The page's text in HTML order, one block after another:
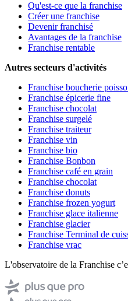
Qu'est-ce que la franchise
Créer une franchise
Devenir franchisé
Avantages de la franchise
Franchise rentable
Autres secteurs d'activités
Franchise boucherie
Franchise épicerie fine
Franchise chocolat
Franchise surgelé
Franchise traiteur
Franchise vin
Franchise bio
Franchise Bonbon
Franchise café en grain
Franchise chocolat
Franchise donuts
Franchise frozen yogurt
Franchise glace italienne
Franchise glacier
Franchise Terminal de
Franchise vrac
L'observatoire de la Franchise